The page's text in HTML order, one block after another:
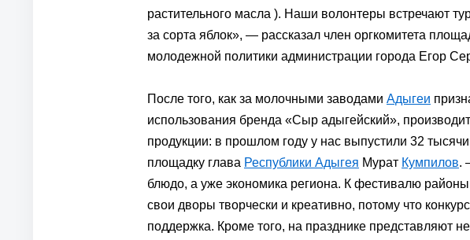
растительного масла ). Наши волонтеры встречают
за сорта яблок», — рассказал член оргкомитета
молодежной политики администрации города Егор
После того, как за молочными заводами Адыгеи
использования бренда «Сыр адыгейский»,
продукции: в прошлом году у нас выпустили 32
площадку глава Республики Адыгея Мурат Кумпилов.
блюдо, а уже экономика региона. К фестивалю
свои дворы творчески и креативно, потому что
поддержка. Кроме того, на празднике представляют